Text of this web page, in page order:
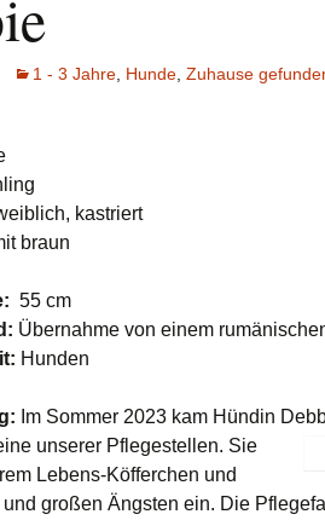
Hunde
1 – 3
Katzen
Katzen
Meerschweinchen
Wellensittiche & Andere
Der
1 - 3 Jahre Hunde Zuhause
kastriert
braun
55 cm
Übernahme von einem
Hunden
Im Sommer 2023 kam Hündin
unserer Pflegestellen. Sie
Lebens-Köfferchen und
großen Ängsten ein. Die